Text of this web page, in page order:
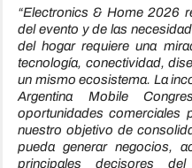
“Electronics & Home 2026
del evento y de las
del hogar requiere una
tecnología, conectividad,
un mismo ecosistema. La
Argentina Mobile
oportunidades comerciales
nuestro objetivo de
pueda generar negocios,
principales decisores del